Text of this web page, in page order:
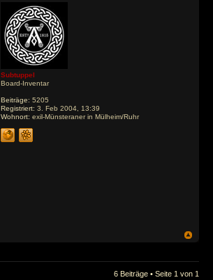
Subtuppel
Board-Inventar
Beiträge: 5205
Registriert: 3. Feb 2004, 13:39
Wohnort: exil-Münsteraner in Mülheim/Ruhr
6 Beiträge • Seite 1 von 1